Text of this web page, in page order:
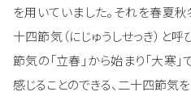
を用いていました。それを春夏
十四節気（にじゅうしせっき）と
節気の「立春」から始まり「大寒
感じることのできる、二十四節気を